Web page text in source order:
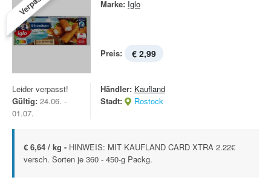
Marke: Iglo
Preis: € 2,99
Leider verpasst!
Gültig: 24.06. -
01.07.
Händler: Kaufland
Stadt:
Rostock
€ 6,64 / kg - HINWEIS: MIT KAUFLAND CARD XTRA 2.22€
versch. Sorten je 360 - 450-g Packg.